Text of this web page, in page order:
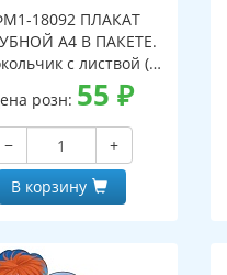
18092 ПЛАКАТ
А4 В ПАКЕТЕ.
с листвой (в
упаковке,
ВД-лак)
розн: 55₽
−
+
В корзину